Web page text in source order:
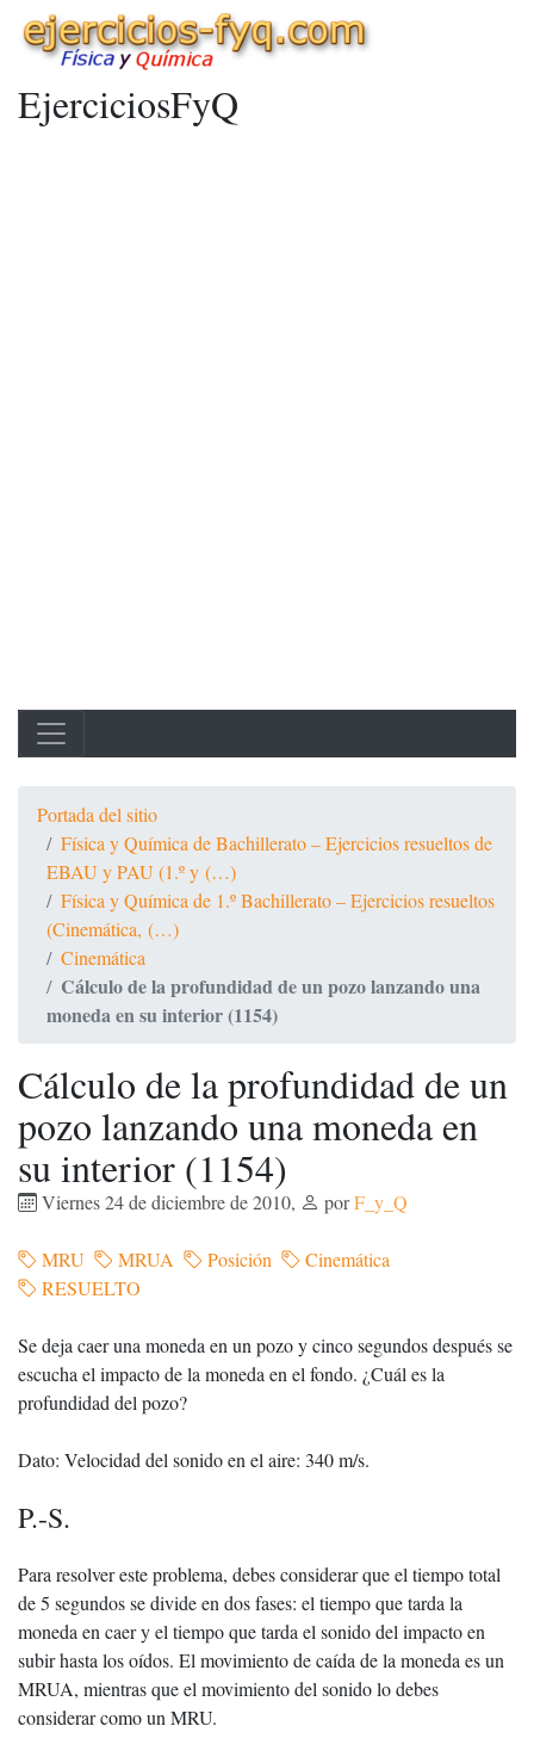
EjerciciosFyQ
Portada del sitio
Física y Química de Bachillerato – Ejercicios resueltos de
EBAU y PAU (1.º y (…)
Física y Química de 1.º Bachillerato – Ejercicios resueltos
(Cinemática, (…)
Cinemática
Cálculo de la profundidad de un pozo lanzando una
moneda en su interior (1154)
Cálculo de la profundidad de un
pozo lanzando una moneda en
su interior (1154)
Viernes 24 de diciembre de 2010, porF_y_Q
MRU MRUA Posición
Cinemática
RESUELTO
Se deja caer una moneda en un pozo y cinco segundos después se
escucha el impacto de la moneda en el fondo. ¿Cuál es la
profundidad del pozo?
Dato: Velocidad del sonido en el aire: 340 m/s.
P.-S.
Para resolver este problema, debes considerar que el tiempo total
de 5 segundos se divide en dos fases: el tiempo que tarda la
moneda en caer y el tiempo que tarda el sonido del impacto en
subir hasta los oídos. El movimiento de caída de la moneda es un
MRUA, mientras que el movimiento del sonido lo debes
considerar como un MRU.